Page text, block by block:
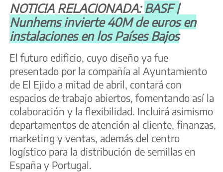
NOTICIA RELACIONADA: BASF |
Nunhems invierte 40M de euros en
instalaciones en los Países Bajos
El futuro edificio, cuyo diseño ya fue
presentado por la compañía al Ayuntamiento
de El Ejido a mitad de abril, contará con
espacios de trabajo abiertos, fomentando así la
colaboración y la flexibilidad. Incluirá asimismo
departamentos de atención al cliente, finanzas,
marketing y ventas, además del centro
logístico para la distribución de semillas en
España y Portugal.